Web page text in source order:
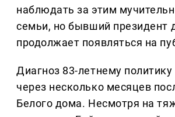
наблюдать за этим
семьи, но бывший президент
продолжает появляться на
Диагноз 83-летнему политику
через несколько месяцев
Белого дома. Несмотря на